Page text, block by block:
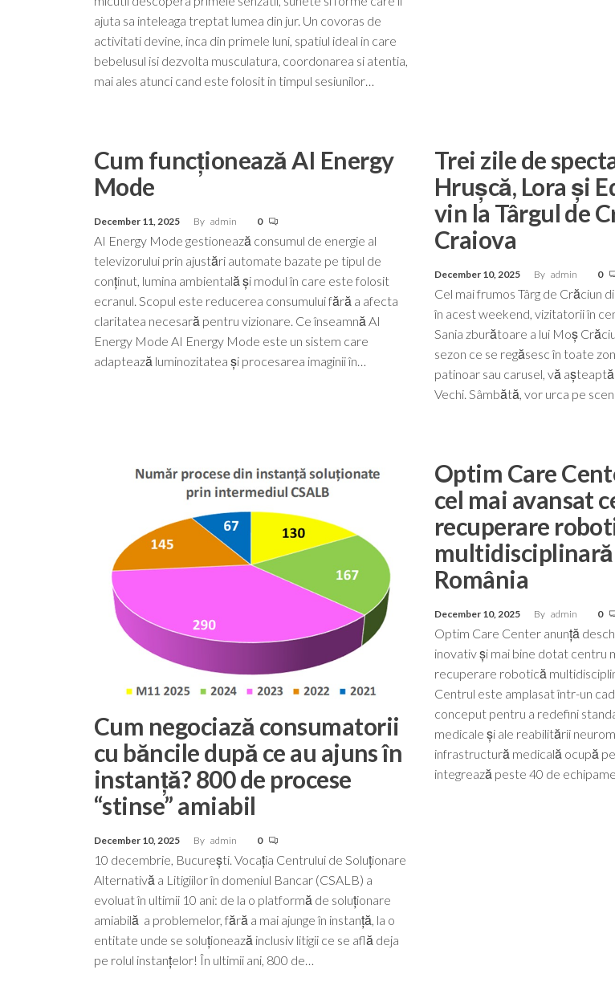
ajuta sa inteleaga treptat lumea din jur. Un covoras de
activitati devine, inca din primele luni, spatiul ideal in care
bebelusul isi dezvolta musculatura, coordonarea si atentia,
mai ales atunci cand este folosit in timpul sesiunilor…
Cum funcționează AI Energy
Mode
December 11, 2025 By admin 0
AI Energy Mode gestionează consumul de energie al
televizorului prin ajustări automate bazate pe tipul de
conținut, lumina ambientală și modul în care este folosit
ecranul. Scopul este reducerea consumului fără a afecta
claritatea necesară pentru vizionare. Ce înseamnă AI
Energy Mode AI Energy Mode este un sistem care
adaptează luminozitatea și procesarea imaginii în…
Trei zile de
Hrușcă, Lora și
vin la Târgul de
Craiova
December 10, 2025 By admin 0
Cel mai frumos Târg de Crăciun
în acest weekend, vizitatorii în
Sania zburătoare a lui Moș
sezon ce se regăsesc în toate
patinoar sau carusel, vă
Vechi. Sâmbătă, vor urca pe
Cum negociază consumatorii
cu băncile după ce au ajuns în
instanță? 800 de procese
“stinse” amiabil
December 10, 2025 By admin 0
10 decembrie, București. Vocația Centrului de Soluționare
Alternativă a Litigiilor în domeniul Bancar (CSALB) a
evoluat în ultimii 10 ani: de la o platformă de soluționare
amiabilă a problemelor, fără a mai ajunge în instanță, la o
entitate unde se soluționează inclusiv litigii ce se află deja
pe rolul instanțelor! În ultimii ani, 800 de…
Optim Care
cel mai avansat
recuperare
România
December 10, 2025 By admin 0
Optim Care Center anunță
inovativ și mai bine dotat centru
recuperare robotică
Centrul este amplasat într-un
conceput pentru a redefini
medicale și ale reabilitării
infrastructură medicală ocupă
integrează peste 40 de